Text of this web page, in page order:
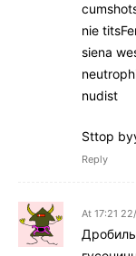
nie
siena
nudist
Sttop
Reply
22/